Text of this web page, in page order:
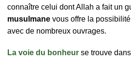
connaître celui dont Allah a fait un
musulmane vous offre la
avec de nombreux ouvrages.
La voie du bonheur se trouve